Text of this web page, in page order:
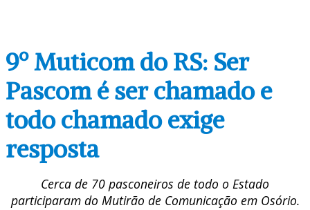
9º Muticom do RS: Ser
Pascom é ser chamado e
todo chamado exige
resposta
Cerca de 70 pasconeiros de todo o Estado
participaram do Mutirão de Comunicação em Osório.